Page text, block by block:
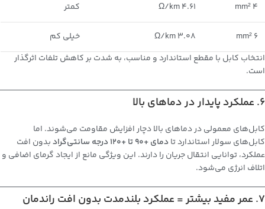
4 mm²
4.61 Ω/km کمتر
6 mm²
3.08 Ω/km
خیلی کم
انتخاب کابل با مقطع استاندارد و مناسب، به شدت بر کاهش تلفات اثرگذار
است.
6. عملکرد پایدار در دماهای بالا
کابل‌های معمولی در دماهای بالا دچار افزایش مقاومت می‌شوند. اما
کابل‌های سولار استاندارد تا دمای +90 تا +120 درجه سانتی‌گراد
بدون افت
عملکرد، توانایی انتقال جریان را دارند. این ویژگی مانع از ایجاد گرمای اضافی و
اتلاف انرژی می‌شود.
7. عمر مفید بیشتر = عملکرد بلندمدت بدون افت راندمان